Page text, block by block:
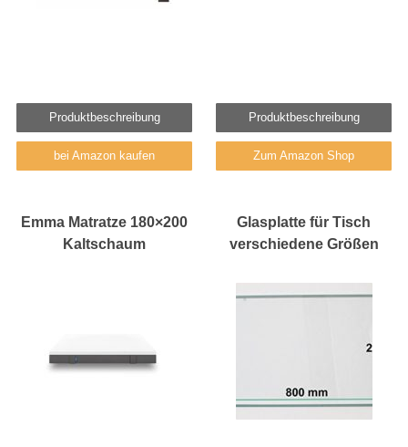
Produktbeschreibung
bei Amazon kaufen
Produktbeschreibung
Zum Amazon Shop
Emma Matratze 180×200
Kaltschaum
Glasplatte für Tisch
verschiedene Größen